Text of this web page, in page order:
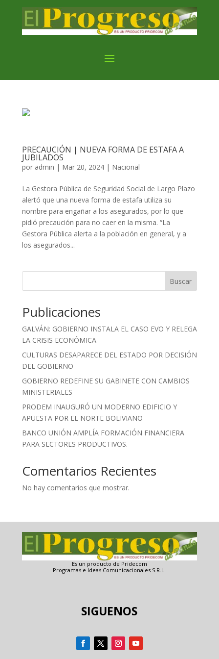
PRECAUCIÓN | NUEVA FORMA DE ESTAFA A
JUBILADOS
por admin | Mar 20, 2024| Nacional
La Gestora Pública de Seguridad Social de Largo Plazo
alertó que una nueva forma de estafa utiliza su
nombre para engañar a los asegurados, por lo que
pidió precaución para no caer en la misma. “La
Gestora Pública alerta a la población en general, y a
los asegurados...
Buscar
Publicaciones
GALVÁN: GOBIERNO INSTALA EL CASO EVO Y RELEGA
LA CRISIS ECONÓMICA
CULTURAS DESAPARECE DEL ESTADO POR DECISIÓN
DEL GOBIERNO
GOBIERNO REDEFINE SU GABINETE CON CAMBIOS
MINISTERIALES
PRODEM INAUGURÓ UN MODERNO EDIFICIO Y
APUESTA POR EL NORTE BOLIVIANO
BANCO UNIÓN AMPLÍA FORMACIÓN FINANCIERA
PARA SECTORES PRODUCTIVOS.
Comentarios Recientes
No hay comentarios que mostrar.
Es un producto de Pridecom
Programas e Ideas Comunicacionales S.R.L.
SIGUENOS